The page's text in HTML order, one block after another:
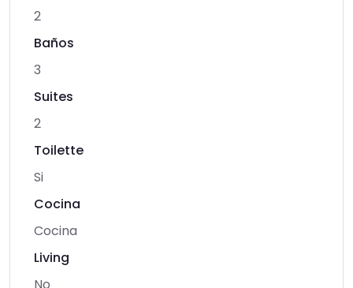
2
Baños
3
Suites
2
Toilette
Si
Cocina
Cocina
Living